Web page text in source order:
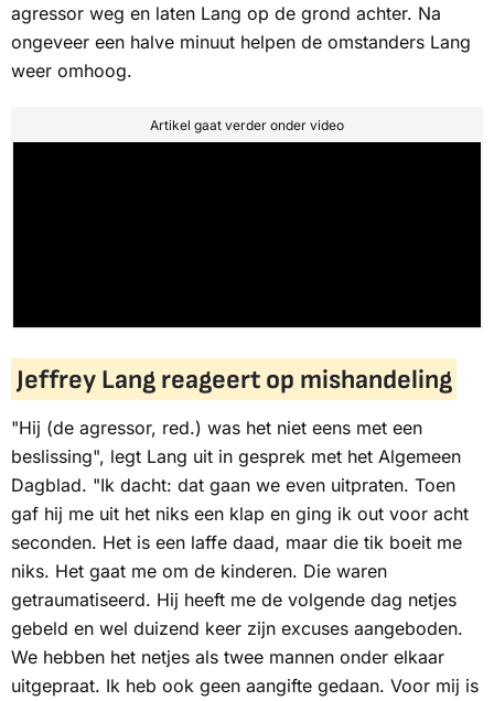
agressor weg en laten Lang op de grond achter. Na
ongeveer een halve minuut helpen de omstanders Lang
weer omhoog.
Artikel gaat verder onder video
Jeffrey Lang reageert op mishandeling
"Hij (de agressor, red.) was het niet eens met een
beslissing", legt Lang uit in gesprek met het Algemeen
Dagblad. "Ik dacht: dat gaan we even uitpraten. Toen
gaf hij me uit het niks een klap en ging ik out voor acht
seconden. Het is een laffe daad, maar die tik boeit me
niks. Het gaat me om de kinderen. Die waren
getraumatiseerd. Hij heeft me de volgende dag netjes
gebeld en wel duizend keer zijn excuses aangeboden.
We hebben het netjes als twee mannen onder elkaar
uitgepraat. Ik heb ook geen aangifte gedaan. Voor mij is